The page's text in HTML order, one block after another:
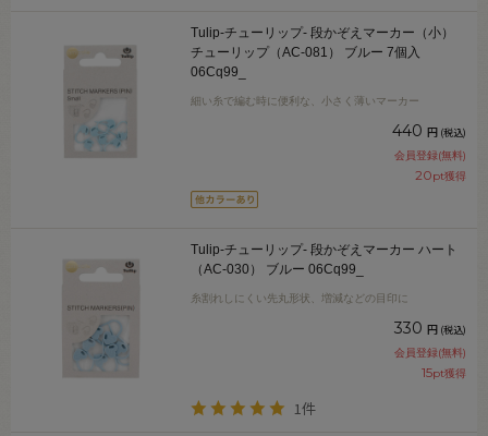
Tulip-チューリップ- 段かぞえマーカー（小）
チューリップ（AC-081） ブルー 7個入
06Cq99_
細い糸で編む時に便利な、小さく薄いマーカー
440 円 (税込)
会員登録(無料)
20pt獲得
Tulip-チューリップ- 段かぞえマーカー ハート
（AC-030） ブルー 06Cq99_
糸割れしにくい先丸形状、増減などの目印に
330 円 (税込)
会員登録(無料)
15pt獲得
1件